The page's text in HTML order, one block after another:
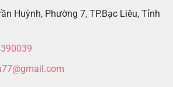
Huỳnh, Phường 7, TP.Bạc Liêu, Tỉnh